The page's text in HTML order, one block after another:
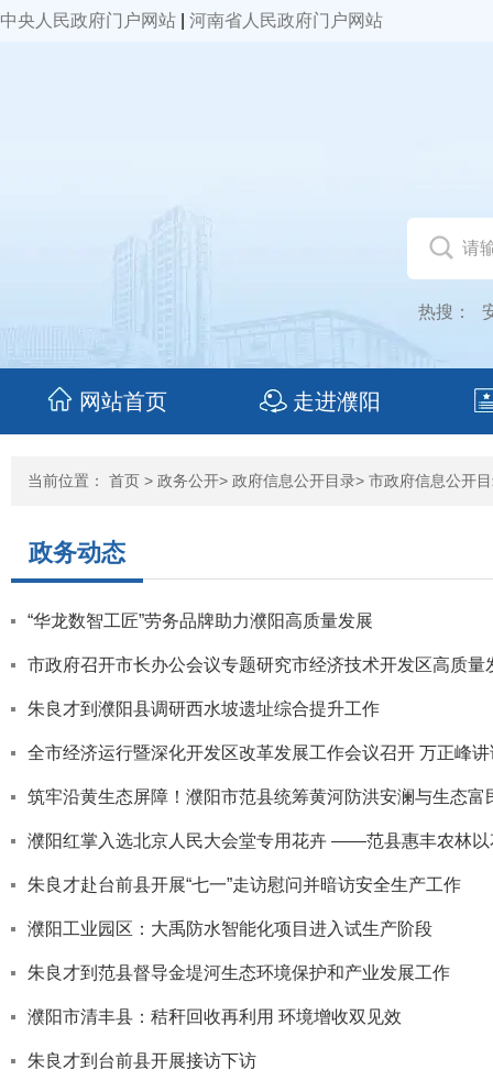
中央人民政府门户网站 河南省人民政府门户网站
热搜：
网站首页 走进濮阳
当前位置： 首页 > 政务公开> 政府信息公开目录> 市政府信息公开
政务动态
“华龙数智工匠”劳务品牌助力濮阳高质量发展
市政府召开市长办公会议专题研究市经济技术开发区高质
朱良才到濮阳县调研西水坡遗址综合提升工作
全市经济运行暨深化开发区改革发展工作会议召开 万正峰
筑牢沿黄生态屏障！濮阳市范县统筹黄河防洪安澜与生态富
濮阳红掌入选北京人民大会堂专用花卉 ——范县惠丰农林
朱良才赴台前县开展“七一”走访慰问并暗访安全生产工作
濮阳工业园区：大禹防水智能化项目进入试生产阶段
朱良才到范县督导金堤河生态环境保护和产业发展工作
濮阳市清丰县：秸秆回收再利用 环境增收双见效
朱良才到台前县开展接访下访